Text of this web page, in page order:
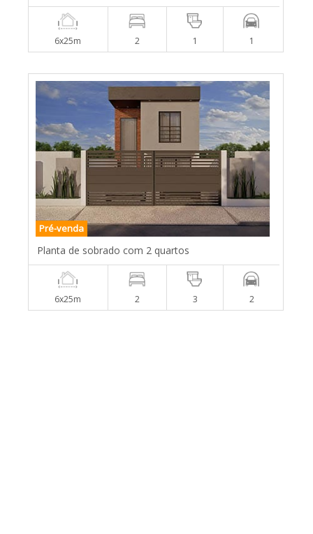
6x25m 2 1 1
Pré-venda
Planta de sobrado com 2 quartos
6x25m 2 3 2